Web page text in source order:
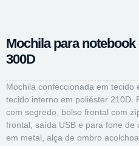
Mochila para
300D
Mochila confeccionada em tecido
tecido interno em poliéster 210D.
com segredo, bolso frontal com
frontal, saída USB e para fone de
em metal, alça de ombro